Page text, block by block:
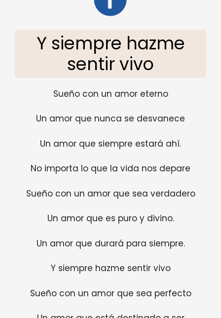
Y siempre hazme
sentir vivo
Sueño con un amor eterno
Un amor que nunca se desvanece
Un amor que siempre estará ahí.
No importa lo que la vida nos depare
Sueño con un amor que sea verdadero
Un amor que es puro y divino.
Un amor que durará para siempre.
Y siempre hazme sentir vivo
Sueño con un amor que sea perfecto